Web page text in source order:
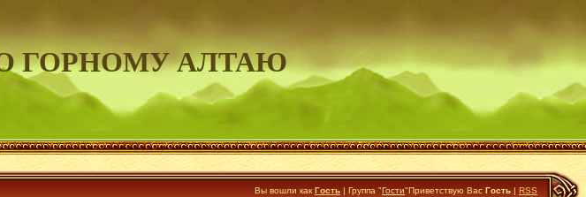
ГОРНОМУ АЛТАЮ
Вы вошли как Гость | Группа "Гости"Приветствую Вас Гость | RSS